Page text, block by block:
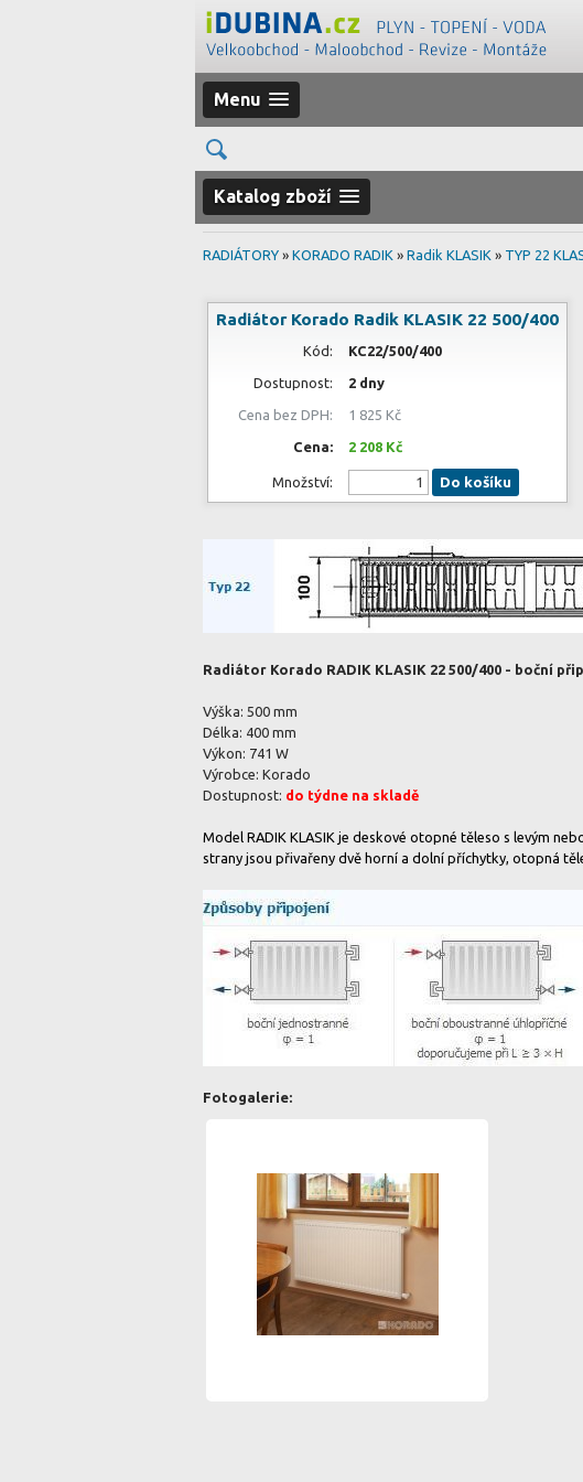
Menu
Katalog zboží
RADIÁTORY » KORADO RADIK » Radik KLASIK » TYP 22
Radiátor Korado Radik KLASIK 22 500/400
Kód: KC22/500/400
Dostupnost: 2 dny
Cena bez DPH: 1 825 Kč
Cena: 2 208 Kč
Množství: Do košíku
Radiátor Korado RADIK KLASIK 22 500/400 - boční
Výška: 500 mm
Délka: 400 mm
Výkon: 741 W
Výrobce: Korado
Dostupnost: do týdne na skladě
Model RADIK KLASIK je deskové otopné těleso s levým
strany jsou přivařeny dvě horní a dolní příchytky, otopná
Fotogalerie: